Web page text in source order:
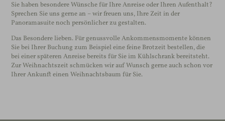
Sie haben besondere Wünsche für Ihre Anreise oder Ihren Aufenthalt?
Sprechen Sie uns gerne an – wir freuen uns, Ihre Zeit in der
Panoramasuite noch persönlicher zu gestalten.
Das Besondere lieben. Für genussvolle Ankommensmomente können
Sie bei Ihrer Buchung zum Beispiel eine feine Brotzeit bestellen, die
bei einer späteren Anreise bereits für Sie im Kühlschrank bereitsteht.
Zur Weihnachtszeit schmücken wir auf Wunsch gerne auch schon vor
Ihrer Ankunft einen Weihnachtsbaum für Sie.